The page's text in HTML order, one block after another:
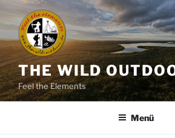
Inhalt
springen
THE WILD
Feel the Elements
Menü